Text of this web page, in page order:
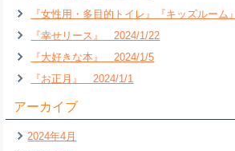
『女性用・多目的トイレ』『キッズルー
『幸せリース』 2024/1/22
『大好きな本』 2024/1/5
『お正月』 2024/1/1
アーカイブ
2024年4月